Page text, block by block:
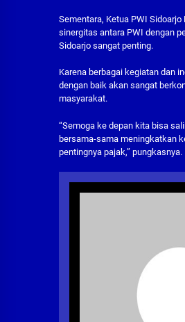
Sementara, Ketua PWI
sinergitas antara PWI dengan
Sidoarjo sangat penting.
Karena berbagai kegiatan dan
dengan baik akan sangat
masyarakat.
“Semoga ke depan kita bisa
bersama-sama meningkatkan
pentingnya pajak,” pungkasnya.